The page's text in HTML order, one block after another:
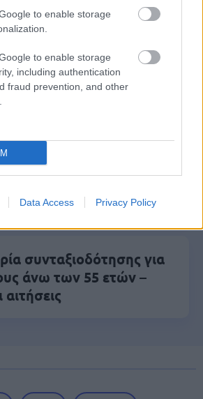
to enable storage
to enable storage
including authentication
fraud prevention, and other
Data Access Privacy Policy
δόκιμους – Τι αλλάζει
και πρακτική
ευρώ επιπλέον στη
δικαιούνται τα
συνταξιοδότησης για
άνω των 55 ετών –